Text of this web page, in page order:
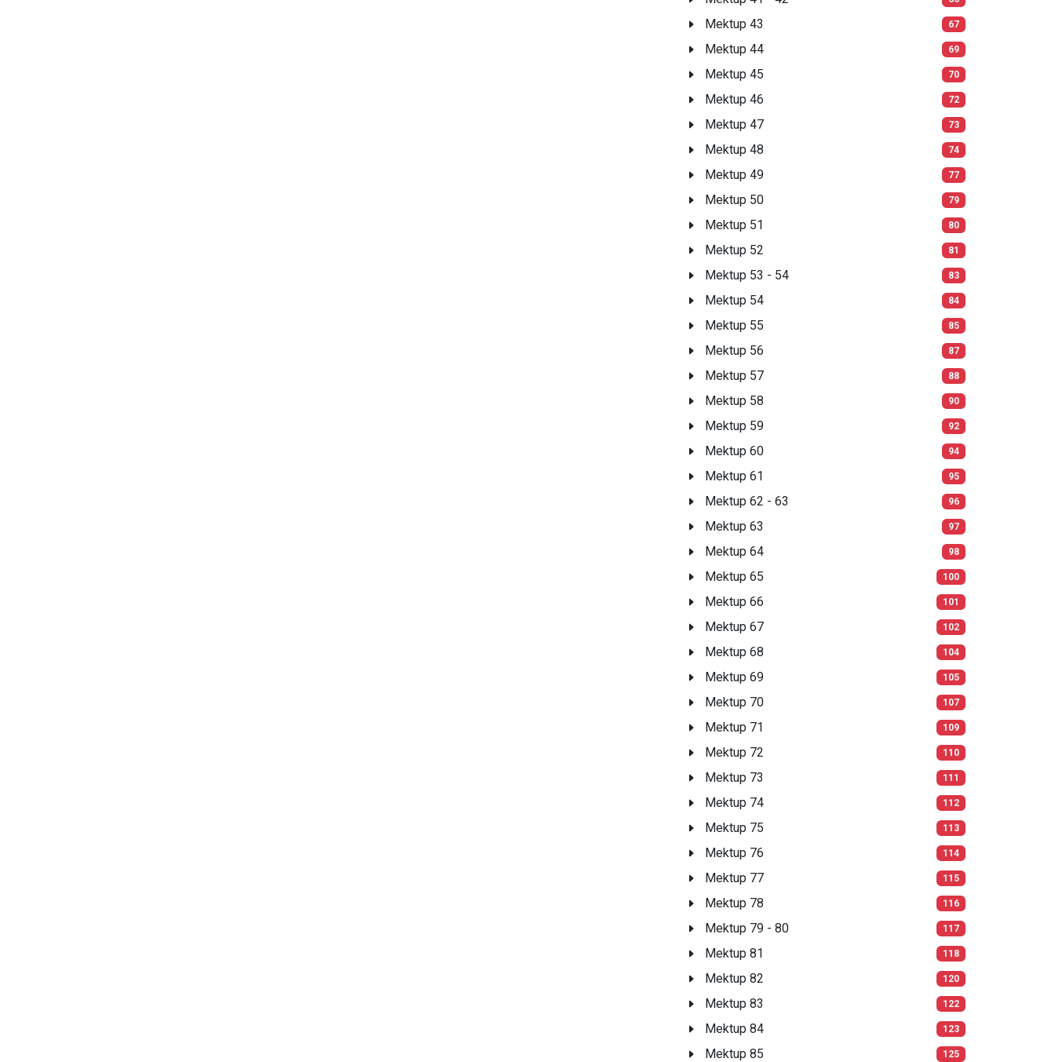
Mektup 43 67
Mektup 44 69
Mektup 45 70
Mektup 46 72
Mektup 47 73
Mektup 48 74
Mektup 49 77
Mektup 50 79
Mektup 51 80
Mektup 52 81
Mektup 53 - 54 83
Mektup 54 84
Mektup 55 85
Mektup 56 87
Mektup 57 88
Mektup 58 90
Mektup 59 92
Mektup 60 94
Mektup 61 95
Mektup 62 - 63 96
Mektup 63 97
Mektup 64 98
Mektup 65 100
Mektup 66 101
Mektup 67 102
Mektup 68 104
Mektup 69 105
Mektup 70 107
Mektup 71 109
Mektup 72 110
Mektup 73 111
Mektup 74 112
Mektup 75 113
Mektup 76 114
Mektup 77 115
Mektup 78 116
Mektup 79 - 80 117
Mektup 81 118
Mektup 82 120
Mektup 83 122
Mektup 84 123
Mektup 85 125